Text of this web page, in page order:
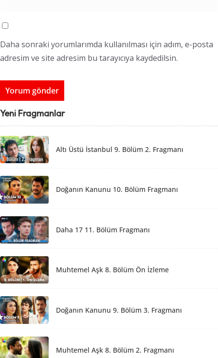
Daha sonraki yorumlarımda kullanılması için adım, e-posta
adresim ve site adresim bu tarayıcıya kaydedilsin.
Yeni Fragmanlar
Altı Üstü İstanbul 9. Bölüm 2. Fragmanı
Doğanın Kanunu 10. Bölüm Fragmanı
Daha 17 11. Bölüm Fragmanı
Muhtemel Aşk 8. Bölüm Ön İzleme
Doğanın Kanunu 9. Bölüm 3. Fragmanı
Muhtemel Aşk 8. Bölüm 2. Fragmanı